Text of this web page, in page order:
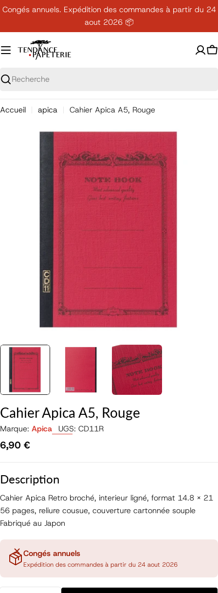
Passer
contenu
Congés annuels. Expédition des commandes à partir du 24
aout 2026 📦
Recherche
Accueil apica Cahier Apica A5, Rouge
le média 0 en mode modal
Cahier Apica A5, Rouge
Marque: Apica UGS: CD11R
Prix
6,90 €
Description
Cahier Apica Retro broché, interieur ligné, format 14.8 x 21
56 pages, reliure cousue, couverture cartonnée souple
Fabriqué au Japon
Congés annuels
Expédition des commandes à partir du 24 aout 2026